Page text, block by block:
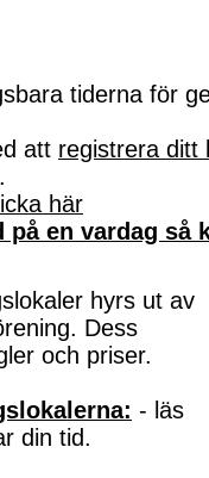
tiderna för
att registrera ditt
här
en vardag så
hyrs ut av
Dess
och priser.
- läs
din tid.